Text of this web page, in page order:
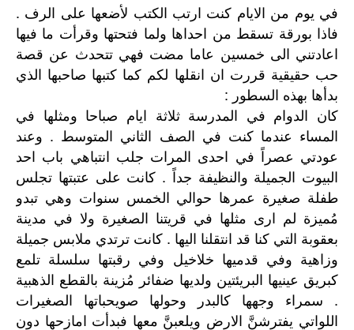
في يوم من الايام كنت ارتب الكتب لأضعها على الرف .
فاذا بورقة تسقط من احداها ولما فتحتها وقرأت ما فيها
اعادتني الى خمسين عاما مضت فهي تتحدث عن قصة
حب حقيقية قررت ان انقلها لكم كما كتبها صاحبها الذي
بدأها بهذه السطور :
كان الدوام في المدرسة ثلاثة ايام صباحا ومثلها في
المساء عندما كنت في الصف الثاني المتوسط . وعند
عودتي عصراً في احدى المرات جلب انتباهي باب احد
البيوت الجميلة والنظيفة جداً . كانت على عتبتها تجلس
طفلة صغيرة عمرها حوالي الخمس سنوات وهي تبدو
مُميزة لم ارى مثلها في قريتنا الصغيرة ولا في مدينة
بعقوبة التي كنا قد انتقلنا اليها . كانت ترتدي ملابس جميلة
وزاهية وفي قدميها خلاخيل وفي رقبتها سلسلة تلمع
كبريق عينيها البريئتين ولديها ضفائر مُزينة بالقطع الذهبية
. سمراء وجهها كالبدر وحولها صويحباتها الصغيرات
اللواتي يفترشنَّ الارض ويلعبنَّ معها فبدأت امازحها دون